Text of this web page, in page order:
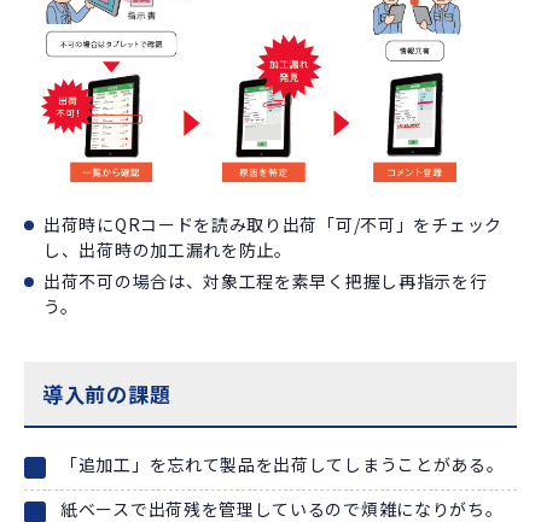
出荷時にQRコードを読み取り出荷「可/不可」をチェック
し、出荷時の加工漏れを防止。
出荷不可の場合は、対象工程を素早く把握し再指示を行
う。
導入前の課題
「追加工」を忘れて製品を出荷してしまうことがある。
紙ベースで出荷残を管理しているので煩雑になりがち。